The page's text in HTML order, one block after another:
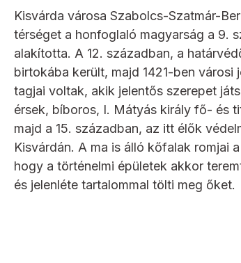
Kisvárda városa Szabolcs-Szatmár-
térséget a honfoglaló magyarság a 9.
alakította. A 12. században, a
birtokába került, majd 1421-ben
tagjai voltak, akik jelentős szerepet
érsek, bíboros, I. Mátyás király fő- és
majd a 15. században, az itt élők
Kisvárdán. A ma is álló kőfalak romjai
hogy a történelmi épületek akkor
és jelenléte tartalommal tölti meg őket.